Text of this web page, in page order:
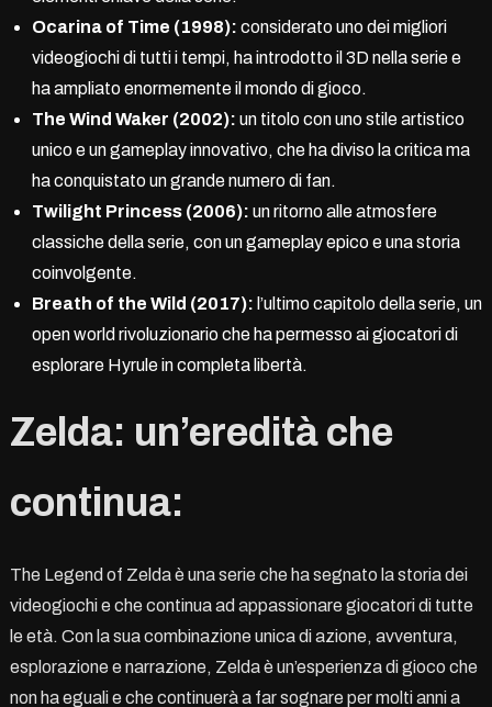
Ocarina of Time (1998): considerato uno dei migliori
videogiochi di tutti i tempi, ha introdotto il 3D nella serie e
ha ampliato enormemente il mondo di gioco.
The Wind Waker (2002): un titolo con uno stile artistico
unico e un gameplay innovativo, che ha diviso la critica ma
ha conquistato un grande numero di fan.
Twilight Princess (2006): un ritorno alle atmosfere
classiche della serie, con un gameplay epico e una storia
coinvolgente.
Breath of the Wild (2017): l’ultimo capitolo della serie, un
open world rivoluzionario che ha permesso ai giocatori di
esplorare Hyrule in completa libertà.
Zelda: un’eredità che
continua:
The Legend of Zelda è una serie che ha segnato la storia dei
videogiochi e che continua ad appassionare giocatori di tutte
le età. Con la sua combinazione unica di azione, avventura,
esplorazione e narrazione, Zelda è un’esperienza di gioco che
non ha eguali e che continuerà a far sognare per molti anni a